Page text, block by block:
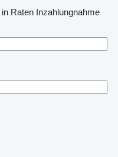
in Raten Inzahlungnahme